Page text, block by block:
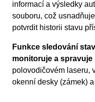
informací a výsledky
souboru, což
potvrdit historii stavu
Funkce sledování
monitoruje a spravuje
polovodičovém laseru,
okenní desky (zámek)